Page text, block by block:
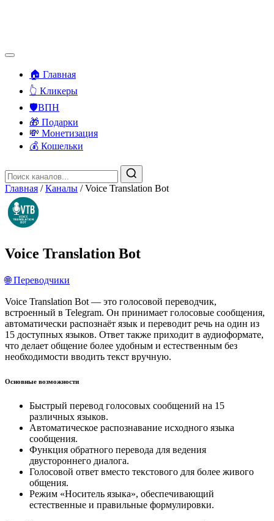
🏠 Главная
👆 Кликеры
🛡️ВПН
🎁 Подарки
💸 Монетизация
💰 Кошельки
Главная / Каналы / Voice Translation Bot
Voice Translation Bot
🌐 Переводчики
Voice Translation Bot — это голосовой переводчик,
встроенный в Telegram. Он принимает голосовые сообщения,
автоматически распознаёт язык и переводит речь на один из
15 доступных языков. Ответ также приходит в аудиоформате,
что делает общение более удобным и естественным без
необходимости вводить текст вручную.
Основные возможности
Быстрый перевод голосовых сообщений на 15
различных языков.
Автоматическое распознавание исходного языка
сообщения.
Функция обратного перевода для ведения
двустороннего диалога.
Голосовой ответ вместо текстового для более живого
общения.
Режим «Носитель языка», обеспечивающий
естественные и правильные формулировки.